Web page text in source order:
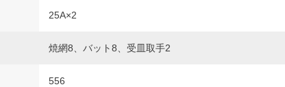
25A×2
焼網8、バット8、受皿取手2
556